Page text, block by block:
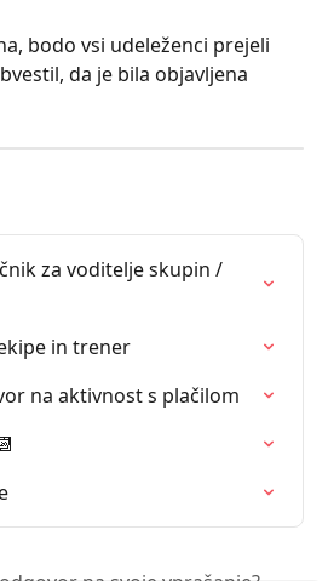
bodo vsi udeleženci prejeli
da je bila objavljena
za voditelje skupin /
in trener
na aktivnost s plačilom